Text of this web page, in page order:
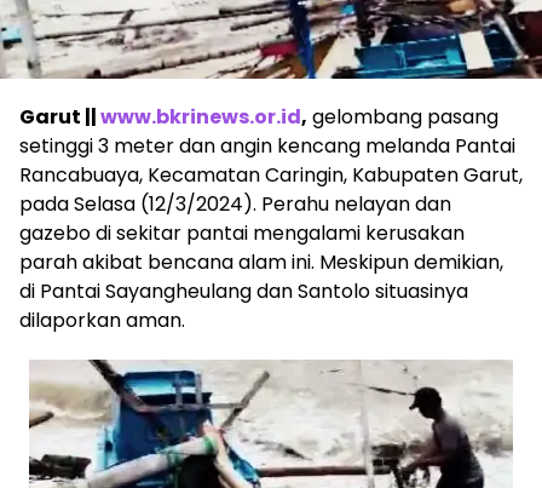
Garut ||www.bkrinews.or.id, gelombang pasang
setinggi 3 meter dan angin kencang melanda Pantai
Rancabuaya, Kecamatan Caringin, Kabupaten Garut,
pada Selasa (12/3/2024). Perahu nelayan dan
gazebo di sekitar pantai mengalami kerusakan
parah akibat bencana alam ini. Meskipun demikian,
di Pantai Sayangheulang dan Santolo situasinya
dilaporkan aman.